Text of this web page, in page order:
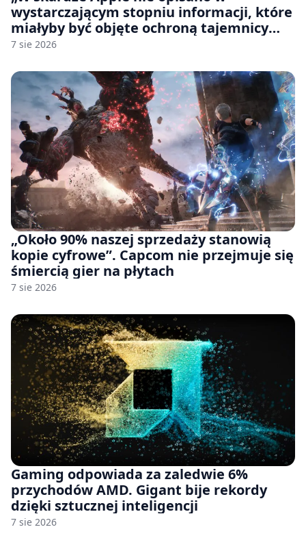
wystarczającym stopniu informacji, które
miałyby być objęte ochroną tajemnicy
handlowej”. OpenAI żąda odrzucenia
7 sie 2026
„Około 90% naszej sprzedaży stanowią
kopie cyfrowe”. Capcom nie przejmuje się
śmiercią gier na płytach
7 sie 2026
Gaming odpowiada za zaledwie 6%
przychodów AMD. Gigant bije rekordy
dzięki sztucznej inteligencji
7 sie 2026